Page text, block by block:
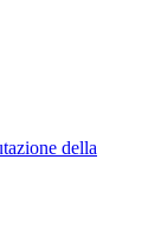
della